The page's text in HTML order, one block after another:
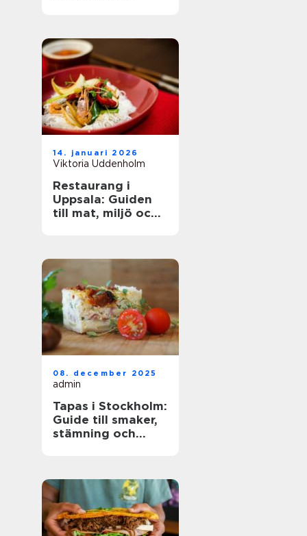
14. januari 2026
Viktoria Uddenholm
Restaurang i
Uppsala: Guiden
till mat, miljö och
08. december 2025
admin
Tapas i Stockholm:
Guide till smaker,
stämning och